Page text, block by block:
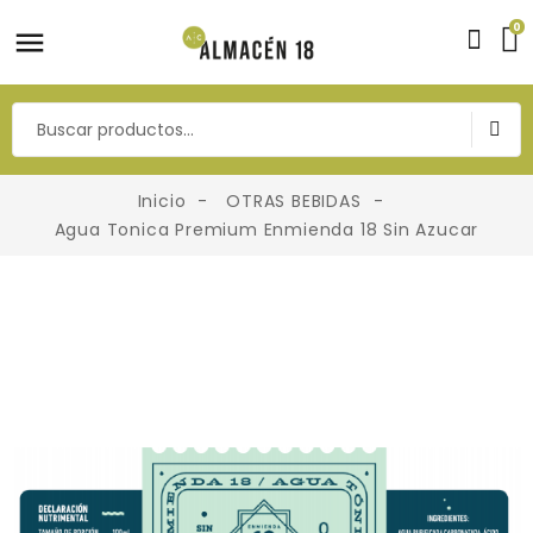
0
Inicio
OTRAS BEBIDAS
Agua Tonica Premium Enmienda 18 Sin Azucar